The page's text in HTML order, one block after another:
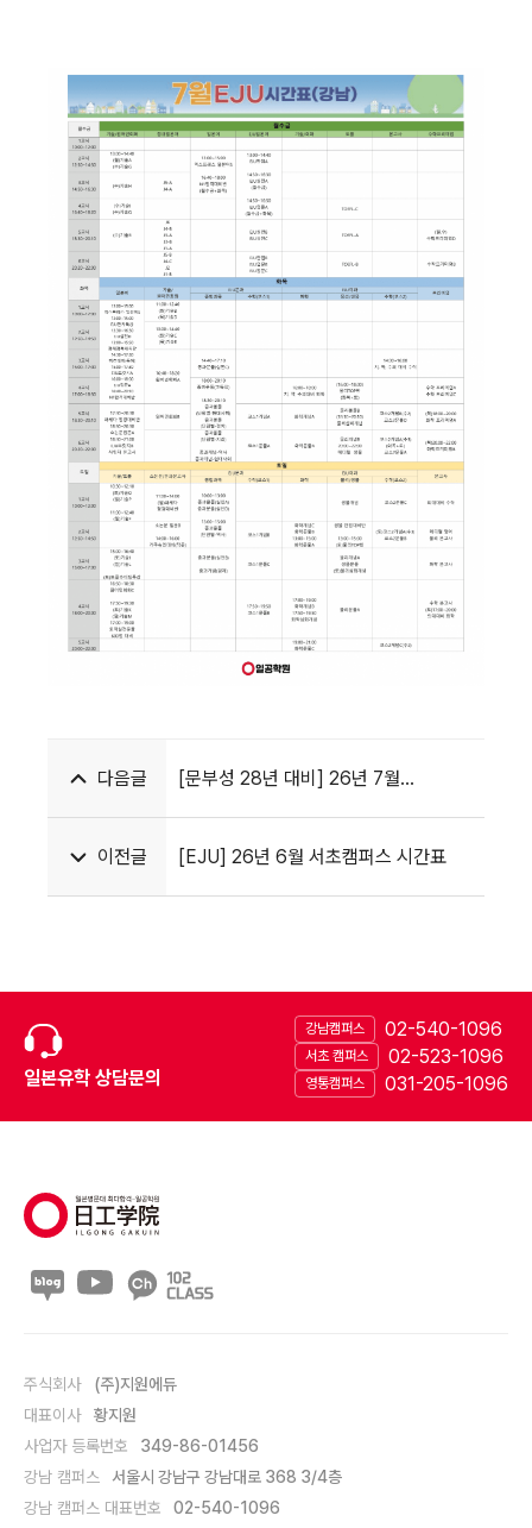
다음글
[문부성 28년 대비] 26년 7월
이전글 [EJU] 26년 6월 서초캠퍼스 시간표
일본유학 상담문의
강남캠퍼스 02-540-1096
서초 캠퍼스 02-523-1096
영통캠퍼스 031-205-1096
주식회사
(주)지원에듀
대표이사
황지원
사업자 등록번호
349-86-01456
강남 캠퍼스
서울시 강남구 강남대로 368 3/4층
강남 캠퍼스 대표번호
02-540-1096